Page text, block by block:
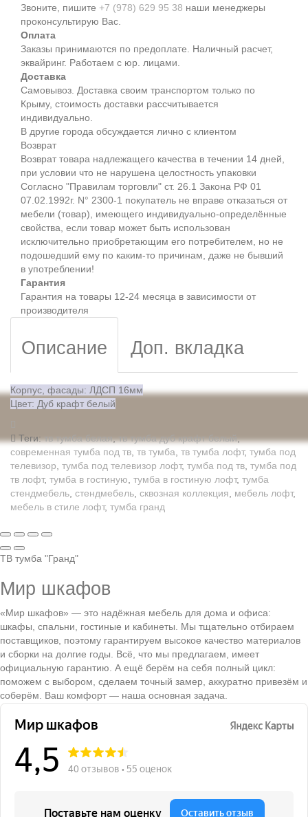
Звоните, пишите +7 (978) 629 95 38 наши менеджеры
проконсультирую Вас.
Оплата
Заказы принимаются по предоплате. Наличный расчет,
эквайринг. Работаем с юр. лицами.
Доставка
Самовывоз. Доставка своим транспортом только по
Крыму, стоимость доставки рассчитывается
индивидуально.
В другие города обсуждается лично с клиентом
Возврат
Возврат товара надлежащего качества в течении 14 дней,
при условии что не нарушена целостность упаковки
Согласно "Правилам торговли" ст. 26.1 Закона РФ 01
07.02.1992г. N° 2300-1 покупатель не вправе отказаться от
мебели (товар), имеющего индивидуально-определённые
свойства, если товар может быть использован
исключительно приобретающим его потребителем, но не
подошедший eмy по каким-то причинам, даже не бывший
в употреблении!
Гарантия
Гарантия на товары 12-24 месяца в зависимости от
производителя
Описание Доп. вкладка
Корпус, фасады: ЛДСП 16мм
Цвет: Дуб крафт белый
Теги:тв тумба белая,тв тумба дуб крафт белый,
современная тумба под тв тв тумба тв тумба лофт, тумба под
телевизор тумба под телевизор лофт, тумба под тв тумба под
тв лофт, тумба в гостиную тумба в гостиную лофт, тумба
стендмебель стендмебель сквозная коллекция мебель лофт,
мебель в стиле лофт, тумба гранд
ТВ тумба "Гранд"
Мир шкафов
«Мир шкафов» — это надёжная мебель для дома и офиса:
шкафы, спальни, гостиные и кабинеты. Мы тщательно отбираем
поставщиков, поэтому гарантируем высокое качество материалов
и сборки на долгие годы. Всё, что мы предлагаем, имеет
официальную гарантию. А ещё берём на себя полный цикл:
поможем с выбором, сделаем точный замер, аккуратно привезём и
соберём. Ваш комфорт — наша основная задача.